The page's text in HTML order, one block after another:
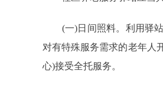
(一)日间照料。利用驿站
对有特殊服务需求的老年人
心)接受全托服务。